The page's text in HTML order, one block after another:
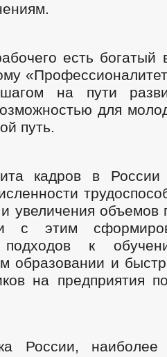
есть богатый
на пути
для
путь.
кадров в России
увеличения объемов
с этим
подходов к
образовании и
на предприятия
России, наиболее